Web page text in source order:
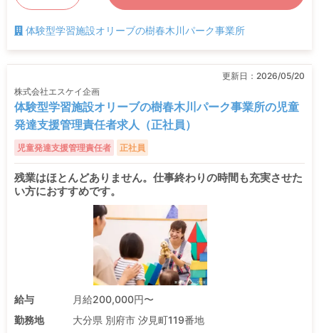
体験型学習施設オリーブの樹春木川パーク事業所
更新日： 2026/05/20
株式会社エスケイ企画
体験型学習施設オリーブの樹春木川パーク事業所の児童
発達支援管理責任者求人（正社員）
児童発達支援管理責任者 正社員
残業はほとんどありません。仕事終わりの時間も充実させた
い方におすすめです。
給与
月給200,000円〜
勤務地
大分県 別府市 汐見町119番地